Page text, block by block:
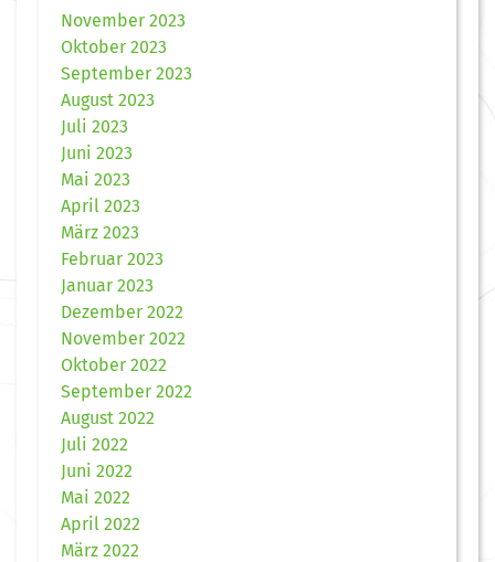
November 2023
Oktober 2023
September 2023
August 2023
Juli 2023
Juni 2023
Mai 2023
April 2023
März 2023
Februar 2023
Januar 2023
Dezember 2022
November 2022
Oktober 2022
September 2022
August 2022
Juli 2022
Juni 2022
Mai 2022
April 2022
März 2022